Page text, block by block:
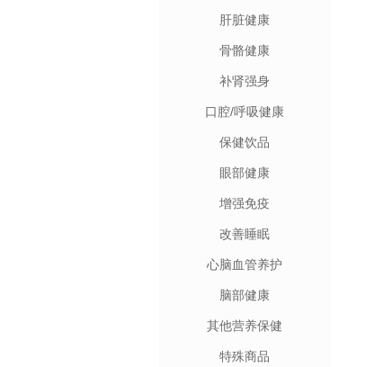
肝脏健康
骨骼健康
补肾强身
口腔/呼吸健康
保健饮品
眼部健康
增强免疫
改善睡眠
心脑血管养护
脑部健康
其他营养保健
特殊商品